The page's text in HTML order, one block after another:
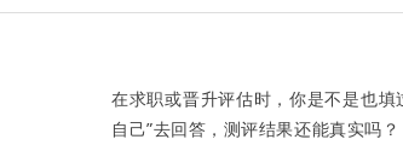
在求职或晋升评估时，你是不是也
自己”去回答，测评结果还能真实吗？